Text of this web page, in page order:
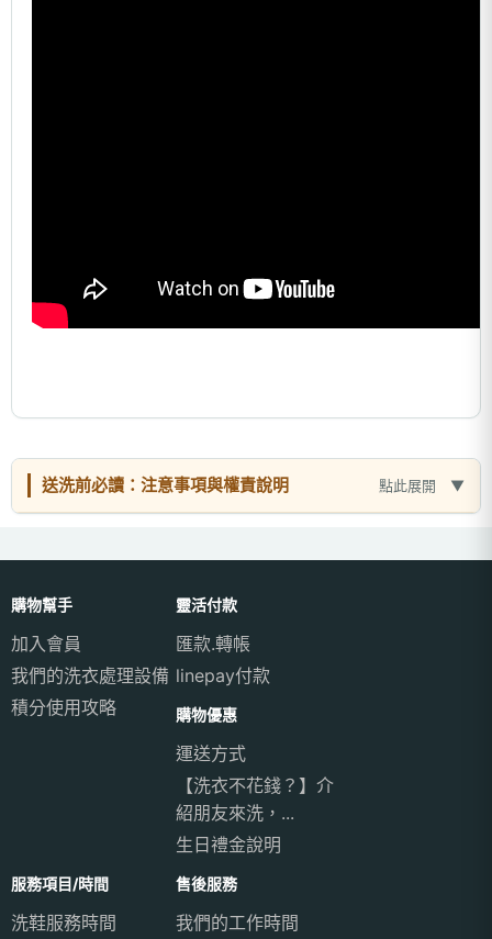
送洗前必讀：注意事項與權責說明 點此展開
購物幫手
加入會員
我們的洗衣處理設備
積分使用攻略
靈活付款
匯款.轉帳
linepay付款
購物優惠
運送方式
【洗衣不花錢？】介
紹朋友來洗，...
生日禮金說明
服務項目/時間
洗鞋服務時間
售後服務
我們的工作時間